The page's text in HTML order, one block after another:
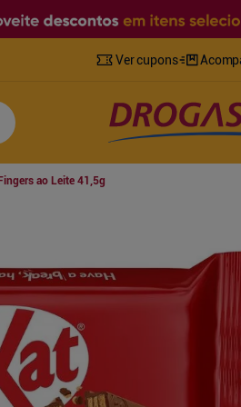
Ver cupons
ao Leite 41,5g